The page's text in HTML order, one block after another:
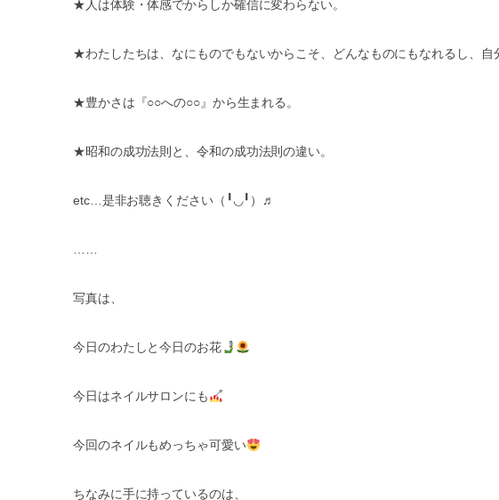
★ 人は体験・体感でからしか確信に変わらない。
★わたしたちは、なにものでもないからこそ、どんなものにもなれるし、自
★豊かさは『○○への○○』から生まれる。
★昭和の成功法則と、令和の成功法則の違い。
etc… 是非お聴きください（ ╹◡╹ ）♬
写真は、
今日のわたしと今日のお花
今日はネイルサロンにも
今回のネイルもめっちゃ可愛い
ちなみに手に持っているのは、